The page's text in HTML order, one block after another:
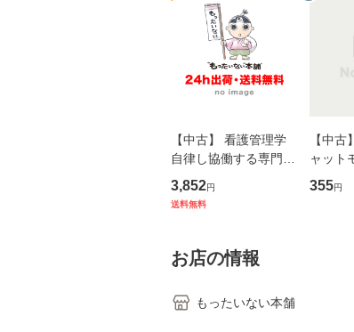
【中古】 看護管理学
自律し協働する専門職
の看護マネジメントス
キル 改訂第3版 (看護
堂 [単行
3,852円
送料無料
【中
ャット
ーンレ
【メー
355円
お店の情報
もったいない本舗